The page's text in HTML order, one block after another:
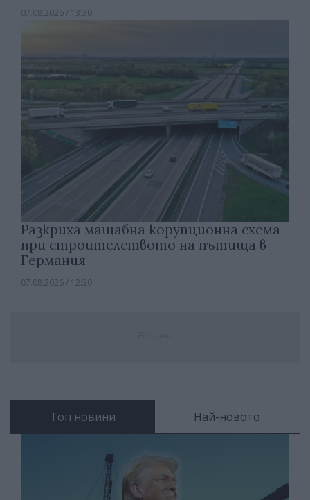
07.08.2026 / 13:30
Разкриха мащабна корупционна схема
при строителството на пътища в
Германия
07.08.2026 / 12:30
Топ новини Най-новото